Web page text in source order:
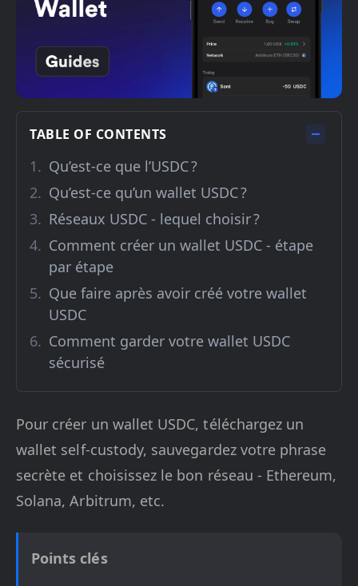
TABLE OF CONTENTS
Qu’est-ce que l’USDC ?
Qu’est-ce qu’un wallet USDC ?
Réseaux USDC - lequel choisir ?
Comment créer un wallet USDC - étape
par étape
Que faire après avoir créé votre wallet
USDC
Comment garder votre wallet USDC
sécurisé
Pour créer un wallet USDC, téléchargez un
wallet self-custody, sauvegardez votre phrase
secrète et choisissez le bon réseau - Ethereum,
Solana, Arbitrum, etc.
Points clés